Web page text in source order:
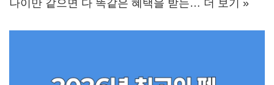
나이만 같으면 다 똑같은 혜택을 받는… 더 보기 »